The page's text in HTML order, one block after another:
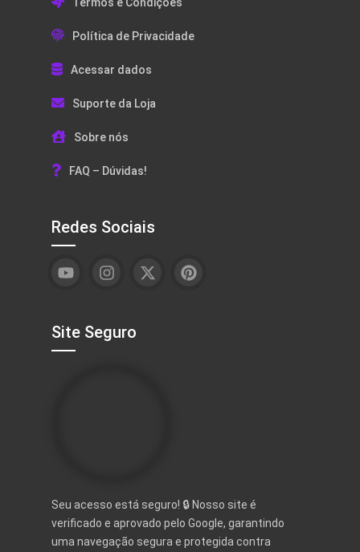
Termos e Condições
Política de Privacidade
Acessar dados
Suporte da Loja
Sobre nós
FAQ – Dúvidas!
Redes Sociais
Site Seguro
Seu acesso está seguro! 🔒 Nosso site é
verificado e aprovado pelo Google, garantindo
uma navegação segura e protegida contra